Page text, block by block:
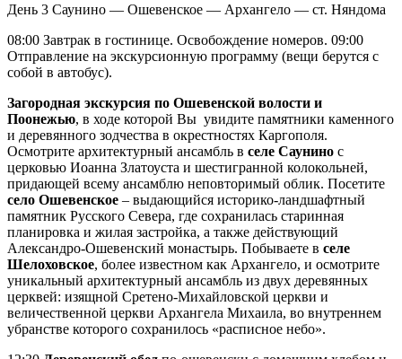
День 3 Саунино — Ошевенское — Архангело — ст. Няндома
08:00 Завтрак в гостинице. Освобождение номеров. 09:00
Отправление на экскурсионную программу (вещи берутся с
собой в автобус).
Загородная экскурсия по Ошевенской волости и
Поонежью, в ходе которой Вы увидите памятники каменного
и деревянного зодчества в окрестностях Каргополя.
Осмотрите архитектурный ансамбль в селе Саунино с
церковью Иоанна Златоуста и шестигранной колокольней,
придающей всему ансамблю неповторимый облик. Посетите
село Ошевенское – выдающийся историко-ландшафтный
памятник Русского Севера, где сохранилась старинная
планировка и жилая застройка, а также действующий
Александро-Ошевенский монастырь. Побываете в селе
Шелоховское, более известном как Архангело, и осмотрите
уникальный архитектурный ансамбль из двух деревянных
церквей: изящной Сретено-Михайловской церкви и
величественной церкви Архангела Михаила, во внутреннем
убранстве которого сохранилось «расписное небо».